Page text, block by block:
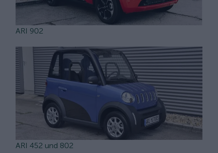
ARI 902
ARI 452 und 802